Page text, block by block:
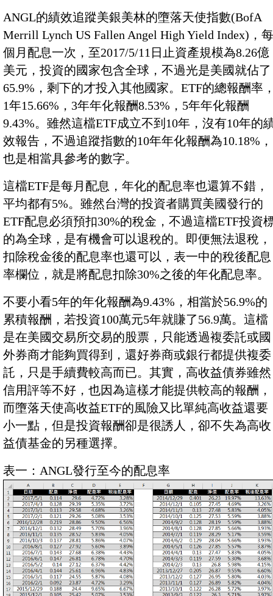
ANGL的績效追蹤美銀美林的墮落天使指數(BofA
Merrill Lynch US Fallen Angel High Yield Index)，每
個月配息一次，至2017/5/11日止資產規模為8.26億
美元，投資的國家包含全球，不過光是美國就佔了
65.9%，剩下的才投入其他國家。ETF的總報酬率
1年15.66%，3年年化報酬8.53%，5年年化報酬
9.43%。雖然這檔ETF成立不到10年，沒有10年的
效報告，不過追蹤指數的10年年化報酬為10.18%，
也是相當具參考的數字。
這檔ETF是每月配息，年化的配息率也還算不錯，
平均都有5%。雖然台灣的投資者購買美國發行的
ETF配息必須預扣30%的稅金，不過這檔ETF投資
的為全球，是有機會可以退稅的。即便無法退稅，
扣除稅金後的配息率也還可以，表一中的稅後配息
率欄位，就是將配息扣除30%之後的年化配息率。
不要小看5年的年化報酬為9.43%，相當於56.9%的
累積報酬，若投資100萬元5年就賺了56.9萬。這檔
是在美國交易所交易的股票，只能透過複委託或國
外券商才能夠買得到，還好券商或銀行都提供複委
託，只是手續費較高而已。其實，高收益債券雖然
信用評等不好，也因為這樣才能提供較高的報酬，
而墮落天使高收益ETF的風險又比單純高收益還要
小一點，但是投資報酬卻是很誘人，卻不失為高收
益債基金的另種選擇。
表一：ANGL發行至今的配息率